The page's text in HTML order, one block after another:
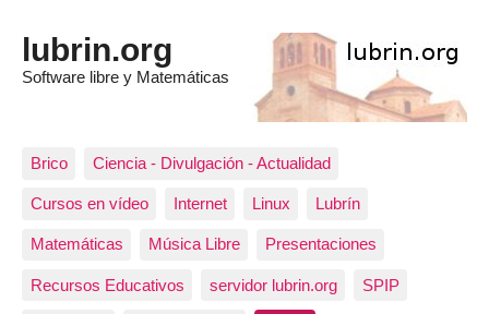
lubrin.org
Software libre y Matemáticas
Brico Ciencia - Divulgación - Actualidad
Cursos en vídeo Internet Linux Lubrín
Matemáticas Música Libre Presentaciones
Recursos Educativos servidor lubrin.org SPIP